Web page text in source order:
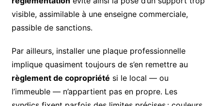
visible, assimilable à une enseigne commerciale,
passible de sanctions.
Par ailleurs, installer une plaque professionnelle
implique quasiment toujours de s’en remettre au
règlement de copropriété si le local — ou
l’immeuble — n’appartient pas en propre. Les